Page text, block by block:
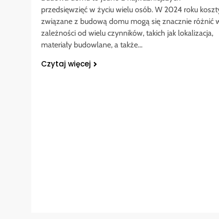
przedsięwzięć w życiu wielu osób. W 2024 roku
związane z budową domu mogą się znacznie różnić
zależności od wielu czynników, takich jak lokalizacja,
materiały budowlane, a także…
Czytaj więcej